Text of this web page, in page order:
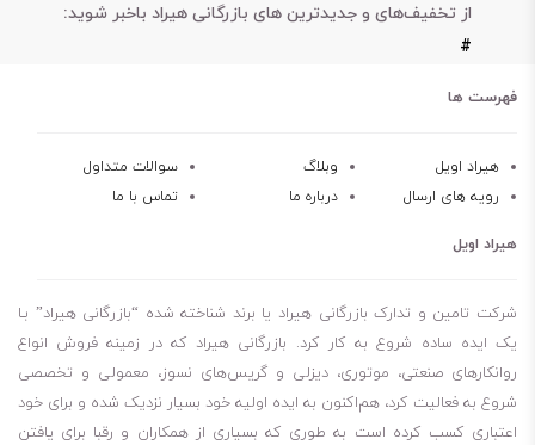
این محصول
40% حفاظت بیشتر نسبت به استانداردهای صنعتی با
افزودنی‌های ضد سایش پیشرفته، بین قطعات متحرک حیاتی موتور شما
ایجاد می‌کند.
ایجاد سایش، اصطکاک، گرما و رسوبات
این محصولبا به حداقل رساندن آسیب سیستم اگزوز با فرمول کاملا
روغن ده
برابر بهتر از استانداردهای صنعتی است.
روغن موتور باکیفیت بالا
فول سینتتک
از تخفیف‌های و جدیدترین های بازرگانی هیراد باخبر شوید:
#
فهرست ها
هیراد اویل وبلاگ
سوالات متداول
رویه های ارسال
درباره ما تماس با ما
هیراد اویل
شرکت تامین و تدارک بازرگانی هیراد یا برند شناخته شده “بازرگانی هیراد” بـا
یک ایده ساده شروع به کار کرد. بازرگانی هیراد که در زمینه فروش انواع
روانکارهای صنعتی، موتوری، دیزلی و گریس‌های نسوز، معمولی و تخصصی
شروع به فعالیت کرد، هم‌اکنون به ایده اولیه خود بسیار نزدیک شده و برای خود
اعتباری کسب کرده است به طوری که بسیاری از همکاران و رقبا برای یافتن